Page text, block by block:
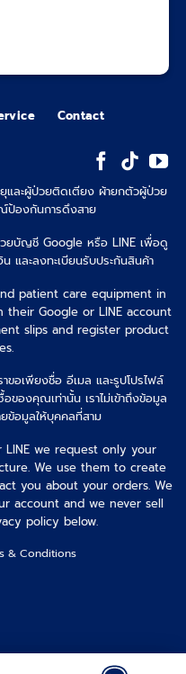
Contact
ละผู้ป่วยติดเตียง ผ้ายกตัวผู้ป่วย
ป้องกันการดึงสาย
วยบัญชี Google หรือ LINE เพื่อดู
และลงทะเบียนรับประกันสินค้า
patient care equipment in
their Google or LINE account
slips and register product
ขอเพียงชื่อ อีเมล และรูปโปรไฟล์
องคุณเท่านั้น เราไม่เข้าถึงข้อมูล
ข้อมูลให้บุคคลที่สาม
we request only your
We use them to create
you about your orders. We
account and we never sell
policy below.
& Conditions